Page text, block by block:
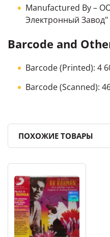
Manufactured By–
Электронный Завод"
Barcode and
Barcode (Printed): 4
Barcode (Scanned):
ПОХОЖИЕ ТОВАРЫ